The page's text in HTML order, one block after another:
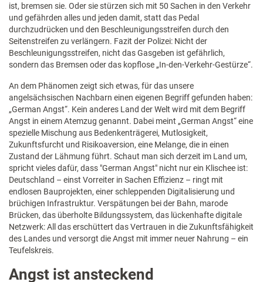
ist, bremsen sie. Oder sie stürzen sich mit 50 Sachen in den Verkehr
und gefährden alles und jeden damit, statt das Pedal
durchzudrücken und den Beschleunigungsstreifen durch den
Seitenstreifen zu verlängern. Fazit der Polizei: Nicht der
Beschleunigungsstreifen, nicht das Gasgeben ist gefährlich,
sondern das Bremsen oder das kopflose „In-den-Verkehr-Gestürze“.
An dem Phänomen zeigt sich etwas, für das unsere
angelsächsischen Nachbarn einen eigenen Begriff gefunden haben:
„German Angst“. Kein anderes Land der Welt wird mit dem Begriff
Angst in einem Atemzug genannt. Dabei meint „German Angst“ eine
spezielle Mischung aus Bedenkenträgerei, Mutlosigkeit,
Zukunftsfurcht und Risikoaversion, eine Melange, die in einen
Zustand der Lähmung führt. Schaut man sich derzeit im Land um,
spricht vieles dafür, dass "German Angst" nicht nur ein Klischee ist:
Deutschland – einst Vorreiter in Sachen Effizienz – ringt mit
endlosen Bauprojekten, einer schleppenden Digitalisierung und
brüchigen Infrastruktur. Verspätungen bei der Bahn, marode
Brücken, das überholte Bildungssystem, das lückenhafte digitale
Netzwerk: All das erschüttert das Vertrauen in die Zukunftsfähigkeit
des Landes und versorgt die Angst mit immer neuer Nahrung – ein
Teufelskreis.
Angst ist ansteckend